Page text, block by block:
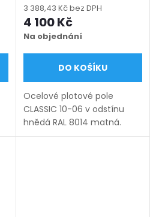
(šířka 100–3000 mm,
výška 450–1950 mm),
hnědá RAL 8014 matná
3 388,43 Kč bez DPH
4 100 Kč
Na objednání
DO KOŠÍKU
Ocelové plotové pole
CLASSIC 10-06 v odstínu
hnědá RAL 8014 matná.
Bezúdržbová ocel (žárový